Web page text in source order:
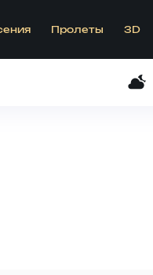
Пролеты 3D